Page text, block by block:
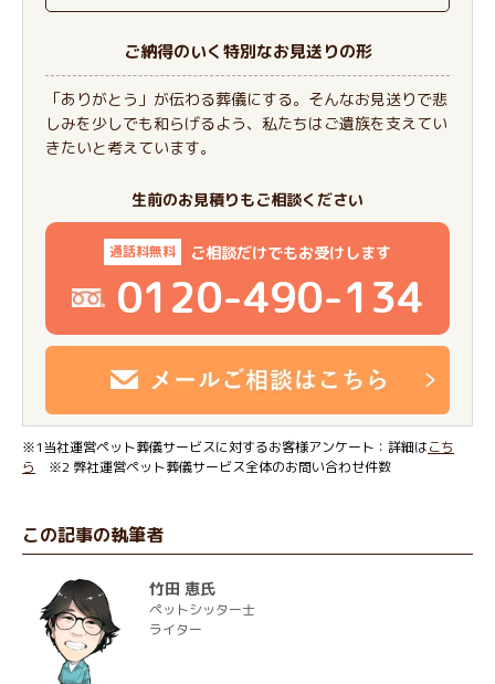
ご納得のいく特別なお見送りの形
「ありがとう」が伝わる葬儀にする。そんなお見送りで悲
しみを少しでも和らげるよう、私たちはご遺族を支えてい
きたいと考えています。
生前のお見積りもご相談ください
通話料無料 ご相談だけでもお受けします
0120-490-134
※1当社運営ペット葬儀サービスに対するお客様アンケート：詳細はこち
ら
※2 弊社運営ペット葬儀サービス全体のお問い合わせ件数
この記事の執筆者
竹田 恵氏
ペットシッター士
ライター